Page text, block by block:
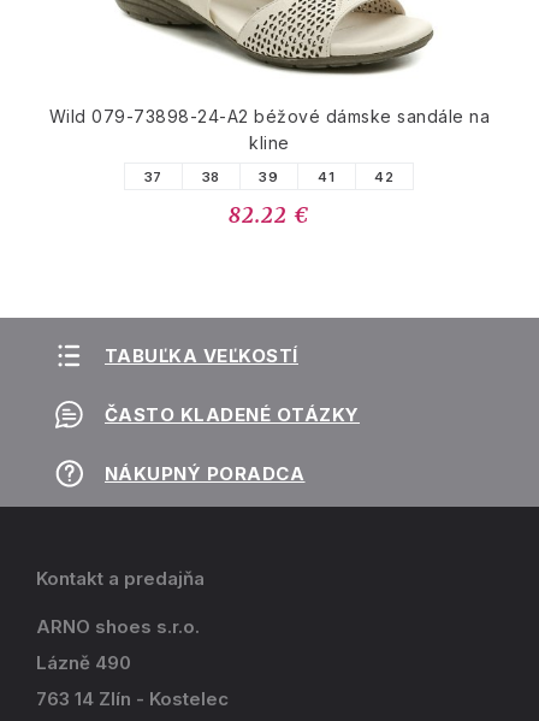
Wild 079-73898-24-A2 béžové dámske sandále na
kline
37 38 39 41 42
82.22 €
TABUĽKA VEĽKOSTÍ
ČASTO KLADENÉ OTÁZKY
NÁKUPNÝ PORADCA
Kontakt a predajňa
ARNO shoes s.r.o.
Lázně 490
763 14 Zlín - Kostelec